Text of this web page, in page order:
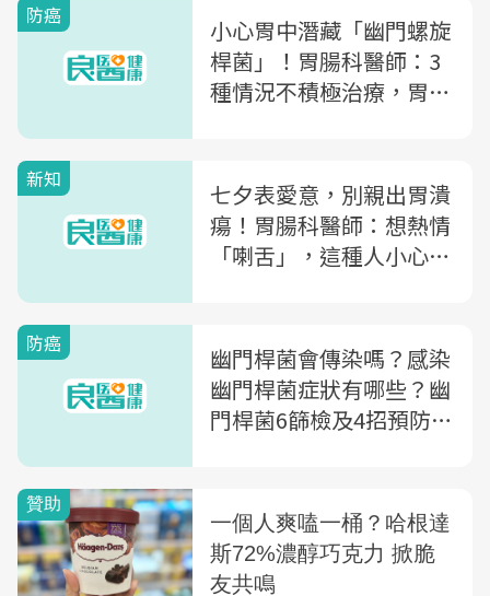
防癌
小心胃中潛藏「幽門螺旋
桿菌」！胃腸科醫師：3
種情況不積極治療，胃癌
新知
七夕表愛意，別親出胃潰
瘍！胃腸科醫師：想熱情
「喇舌」，這種人小心把
防癌
幽門桿菌會傳染嗎？感染
幽門桿菌症狀有哪些？幽
門桿菌6篩檢及4招預防一